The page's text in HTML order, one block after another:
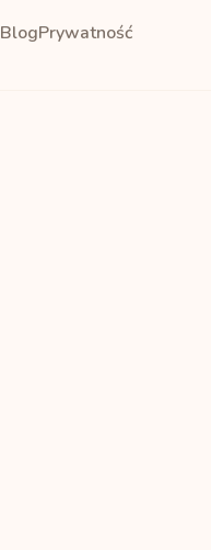
BlogPrywatność